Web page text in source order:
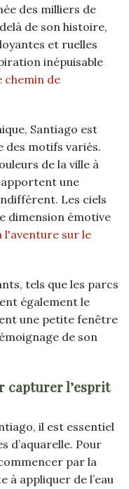
des milliers de
de son histoire,
et ruelles
inépuisable
chemin de
Santiago est
des motifs variés.
de la ville à
une
Les ciels
dimension émotive
l'aventure sur le
tels que les parcs
également le
une petite fenêtre
de son
capturer l’esprit
il est essentiel
d’aquarelle. Pour
par la
à appliquer de l’eau